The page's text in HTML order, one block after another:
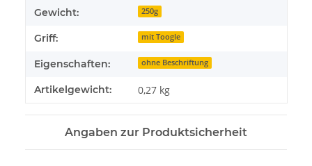
Gewicht: 250g
Griff: mit Toogle
Eigenschaften: ohne Beschriftung
Artikelgewicht: 0,27 kg
Angaben zur Produktsicherheit